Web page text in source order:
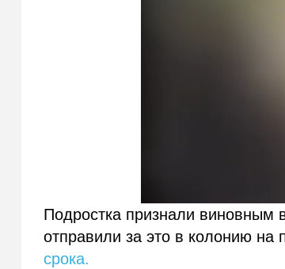
Подростка признали виновным
отправили за это в колонию на
срока.